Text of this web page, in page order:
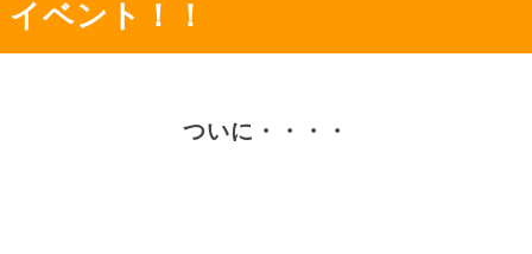
イベント！！
ついに・・・・